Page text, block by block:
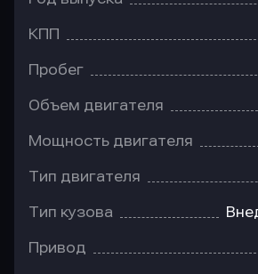
КПП
Пробег
Объем двигателя
Мощность двигателя
Тип двигателя
Тип кузова
Привод